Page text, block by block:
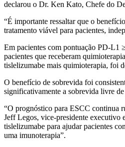
declarou o Dr. Ken Kato, Chefe do
“É importante ressaltar que o
tratamento viável para pacientes,
Em pacientes com pontuação PD-L1
pacientes que receberam
tislelizumabe mais quimioterapia, foi
O benefício de sobrevida foi
significativamente a sobrevida livre
“O prognóstico para ESCC continua
Jeff Legos, vice-presidente executivo
tislelizumabe para ajudar pacientes
uma imunoterapia”.